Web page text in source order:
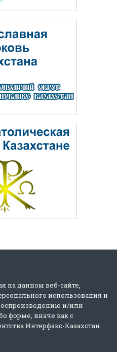
на данном веб-сайте,
использования и
и/или
форме, иначе как с
Интерфакс-Казахстан.